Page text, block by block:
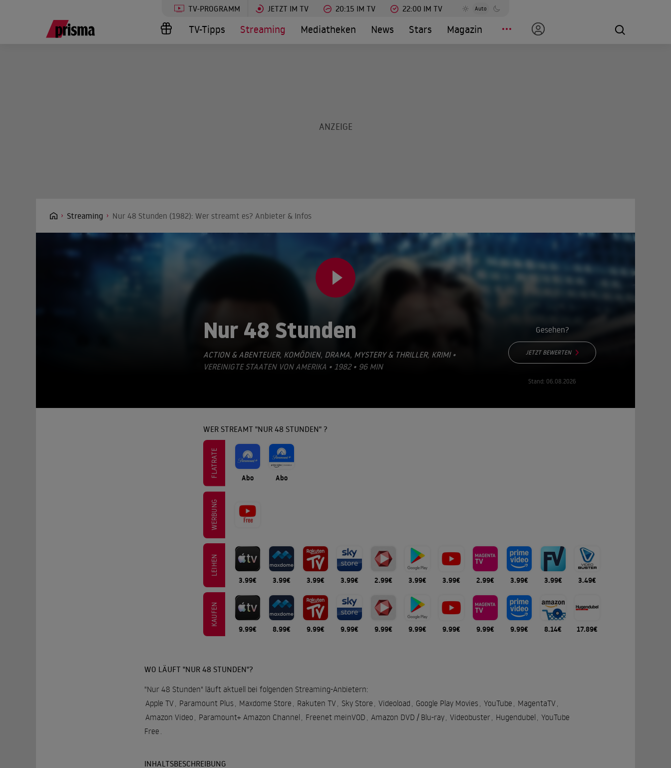
TV-PROGRAMM JETZT IM TV 20:15 IM TV 22:00 IM TV Auto
TV-Tipps Streaming Mediatheken News Stars Magazin
Streaming Nur 48 Stunden (1982): Wer streamt es? Anbieter & Infos
Nur 48 Stunden
ACTION & ABENTEUER, KOMÖDIEN, DRAMA, MYSTERY & THRILLER, KRIMI•
VEREINIGTE STAATEN VON AMERIKA • 1982 • 96 MIN
Gesehen?
JETZT BEWERTEN
Stand: 06.08.2026
WER STREAMT "NUR 48 STUNDEN" ?
FLATRATE Abo Abo
WERBUNG
LEIHEN
3.99€ 3.99€ 3.99€ 3.99€ 2.99€ 3.99€ 3.99€ 2.99€ 3.99€ 3.99€ 3.49€
KAUFEN
9.99€ 8.99€ 9.99€ 9.99€ 9.99€ 9.99€ 9.99€ 9.99€ 9.99€ 8.14€ 17.89€
WO LÄUFT "NUR 48 STUNDEN"?
"Nur 48 Stunden" läuft aktuell bei folgenden Streaming-Anbietern:
Apple TV, Paramount Plus, Maxdome Store , Rakuten TV, Sky Store , Videoload , Google Play Movies, YouTube , MagentaTV,
Amazon Video , Paramount+ Amazon Channel , Freenet meinVOD , Amazon DVD / Blu-ray, Videobuster, Hugendubel , YouTube
Free .
INHALTSBESCHREIBUNG